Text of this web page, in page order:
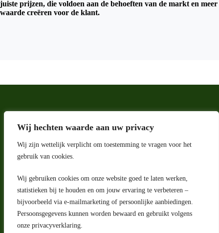
Wij hechten waarde aan uw privacy
Wij zijn wettelijk verplicht om toestemming te vragen voor het
gebruik van cookies.
Wij gebruiken cookies om onze website goed te laten werken,
statistieken bij te houden en om jouw ervaring te verbeteren –
bijvoorbeeld via e-mailmarketing of persoonlijke aanbiedingen.
Persoonsgegevens kunnen worden bewaard en gebruikt volgens
onze privacyverklaring.
juiste prijzen, die voldoen aan de behoeften van de markt en meer
waarde creëren voor de klant.
Adres
Riga 4 E
2993 LW Barendrecht
Nederland